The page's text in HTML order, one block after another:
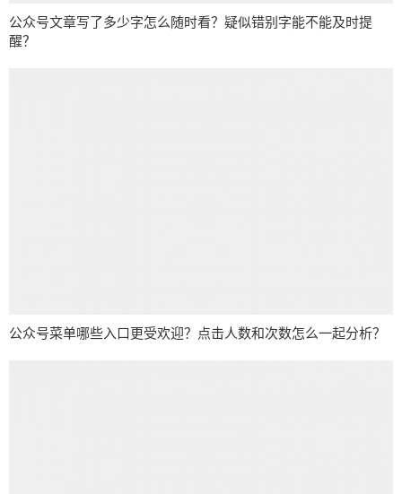
公众号文章写了多少字怎么随时看？疑似错别字能不能及时提
醒？
公众号菜单哪些入口更受欢迎？点击人数和次数怎么一起分析？